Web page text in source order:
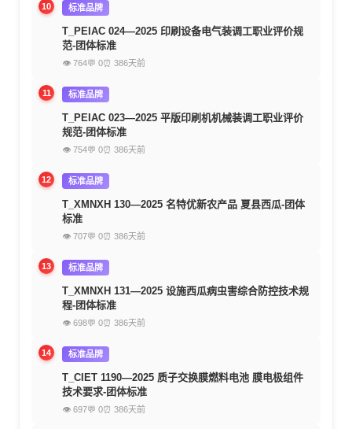
10 标准品牌
T_PEIAC 024—2025 印刷设备电气装调工职业评价规
范-团体标准
👁 764💬 0⏰ 386天前
11 标准品牌
T_PEIAC 023—2025 平版印刷机机械装调工职业评价
规范-团体标准
👁 754💬 0⏰ 386天前
12 标准品牌
T_XMNXH 130—2025 名特优新农产品 夏县西瓜-团体
标准
👁 707💬 0⏰ 386天前
13 标准品牌
T_XMNXH 131—2025 设施西瓜病虫害综合防控技术规
程-团体标准
👁 698💬 0⏰ 386天前
14 标准品牌
T_CIET 1190—2025 质子交换膜燃料电池 膜电极组件
技术要求-团体标准
👁 697💬 0⏰ 386天前